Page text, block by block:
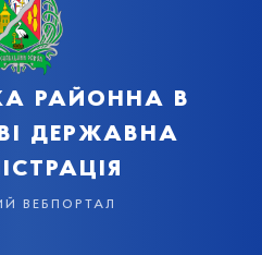
районна в
державна
вебпортал